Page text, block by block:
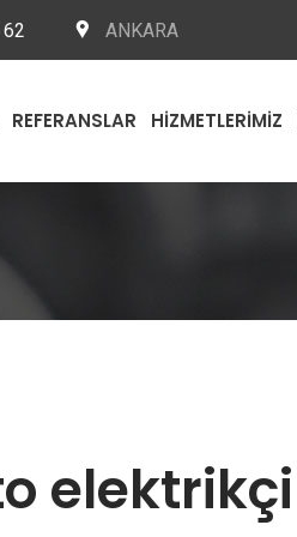
ANKARA
REFERANSLAR HIZMETLERIMIZ
elektrikçi